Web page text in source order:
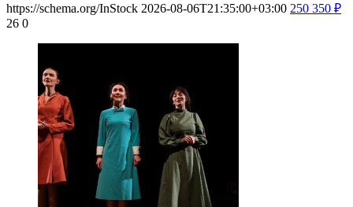
https://schema.org/InStock 2026-08-06T21:35:00+03:00 250 350 ₽
26 0